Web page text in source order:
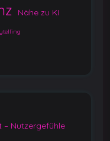
Nähe zu KI
– Nutzergefühle